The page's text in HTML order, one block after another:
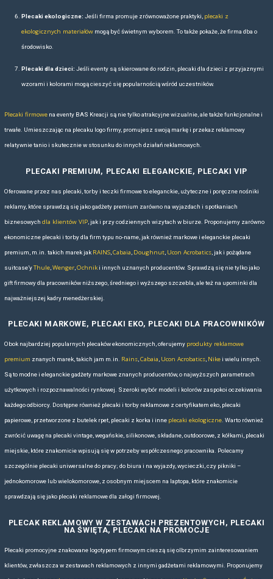
branżowych, jak i w codziennych działaniach operacyjnych. Na
świetnie sprawdzają się modele typu shopper lub torby miejskie o
minimalistycznemu, nowoczesnemu designowi oraz możliwości
dodatkiem, ale i skutecznym nośnikiem reklamy.
sportowych. Modele o sportowym kroju, z dodatkowymi
wspólnych treningów. Takie rozwiązanie pozwala jednocześnie
dodatkowo wzmocnić przekaz marki.
JAKOŚCIOWE GADŻETY REKLAMOWE DLA
Torby Lefrik są doskonałą propozycją dla firm dbających o swój
oferowaćgadżety reklamowewyróżniające się jakością,
finansach czy doradztwie, gdzie minimalistyczne i eleganckie
obraz marki, jak i w sektorach kreatywnych czy lifestyle’owych,
świadomy przekaz ekologiczny.
Przy wyborze odpowiedniego modelu warto kierować się charakterem
wydarzenia o charakterze targowym czy konferencyjnym polecane
torby o zwiększonej odporności na wilgoć i zabrudzenia, z
ułatwiającymi pakowanie. Z kolei torby biznesowe na laptopy czy
przy planowaniu upominków dla kluczowych klientów czy partnerów